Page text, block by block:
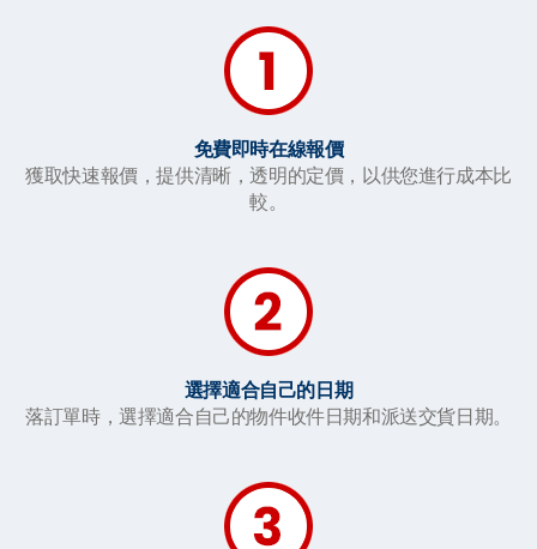
免費即時在線報價
獲取快速報價，提供清晰，透明的定價，以供您進行成本比
較。
選擇適合自己的日期
落訂單時，選擇適合自己的物件收件日期和派送交貨日期。